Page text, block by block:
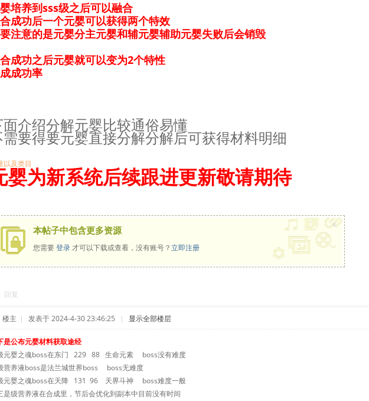
培养到sss级之后可以融合
成功后一个元婴可以获得两个特效
注意的是元婴分主元婴和辅元婴辅助元婴失败后会销毁
成功之后元婴就可以变为2个特性
成功率
介绍分解元婴比较通俗易懂
要得要元婴直接分解分解后可获得材料明细
以及类目
婴为新系统后续跟进更新敬请期待
本帖子中包含更多资源
您需要登录才可以下载或查看，没有账号？立即注册
x
回复
楼主 | 发表于 2024-4-30 23:46:25 | 显示全部楼层
是公布元婴材料获取途经
元婴之魂boss在东门 229 88 生命元素 boss没有难度
营养液boss是法兰城世界boss boss无难度
元婴之魂boss在天降 131 96 天界斗神 boss难度一般
是级营养液在合成里，节后会优化到副本中目前没有时间